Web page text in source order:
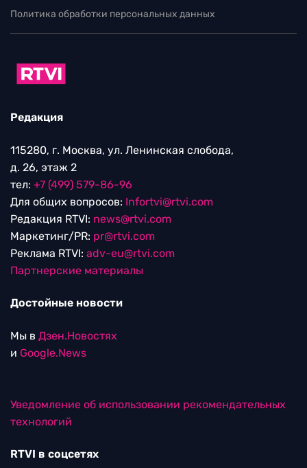
Политика обработки персональных данных
Редакция
115280, г. Москва, ул. Ленинская слобода,
д. 26, этаж 2
тел: +7 (499) 579-86-96
Для общих вопросов: Infortvi@rtvi.com
Редакция RTVI: news@rtvi.com
Маркетинг/PR: pr@rtvi.com
Реклама RTVI: adv-eu@rtvi.com
Партнерские материалы
Достойные новости
Мы в Дзен.Новостях
и Google.News
Уведомление об использовании рекомендательных
технологий
RTVI в соцсетях